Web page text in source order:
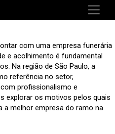
com uma empresa funerária
e acolhimento é fundamental
Na região de São Paulo, a
referência no setor,
profissionalismo e
explorar os motivos pelos quais
a melhor empresa do ramo na